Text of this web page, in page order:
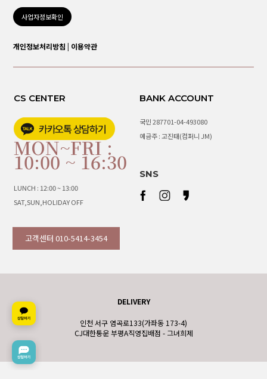
사업자정보확인
개인정보처리방침 | 이용약관
CS CENTER
MON~FRI :
10:00 ~ 16:30
LUNCH : 12:00 ~ 13:00
SAT,SUN,HOLIDAY OFF
고객센터 010-5414-3454
BANK ACCOUNT
국민 287701-04-493080
예금주 : 고진태(컴퍼니 JM)
SNS
DELIVERY
인천 서구 염곡로133(가좌동 173-4)
CJ대한통운 부평A직영집배점 - 그녀희제